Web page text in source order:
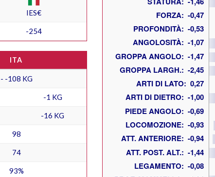
IES€
-254
ITA
- -108 KG
-1 KG
-16 KG
98
74
93%